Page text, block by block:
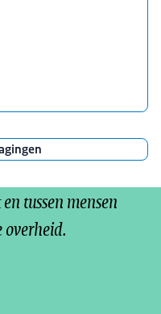
tussen mensen
overheid.